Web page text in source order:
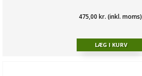
475,00 kr. (inkl. moms)